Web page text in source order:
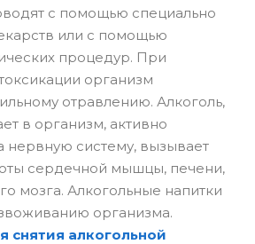
с помощью специально
или с помощью
процедур. При
организм
отравлению. Алкоголь,
в организм, активно
нервную систему, вызывает
сердечной мышцы, печени,
мозга. Алкогольные напитки
организма.
снятия алкогольной